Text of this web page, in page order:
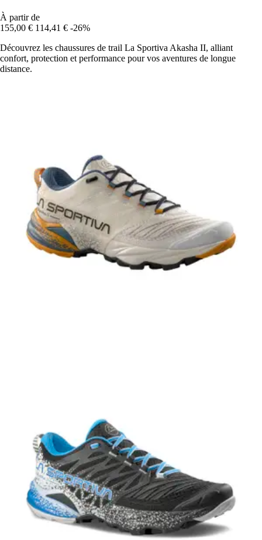
À partir de
155,00 € 114,41 € -26%
Découvrez les chaussures de trail La Sportiva Akasha II, alliant
confort, protection et performance pour vos aventures de longue
distance.